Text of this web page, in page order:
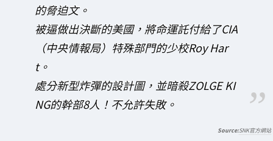
的脅迫文。
被逼做出決斷的美國，將命運託付給了CIA
（中央情報局）特殊部門的少校Roy Har
t。
處分新型炸彈的設計圖，並暗殺ZOLGE KI
NG的幹部8人！不允許失敗。
SNK官方網站